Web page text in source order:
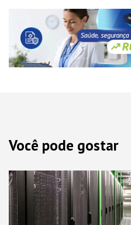
Você pode gostar